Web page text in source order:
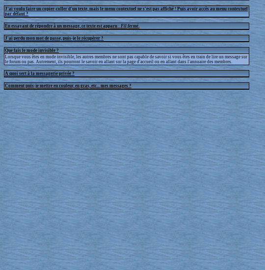
J'ai voulu faire un copier-coller d'un texte, mais le menu contextuel ne s'est pas affiché ! Puis avoir accès au menu contextuel
par défaut ?
En essayant de répondre à un message, ce texte est apparu : Fil fermé
J'ai perdu mon mot de passe, puis-je le récupérer ?
Que fais le mode invisible ?
Lorsque vous êtes en mode invisible, les autres membres ne sont pas capable de savoir si vous êtes en train de lire un message sur
le forum ou pas. Autrement, ils pourront le savoir en allant sur la page d'accueil ou en allant dans l'annuaire des membres.
A quoi sert à la messagerie privée ?
Comment puis-je mettre en couleur, en gras, etc... mes messages ?